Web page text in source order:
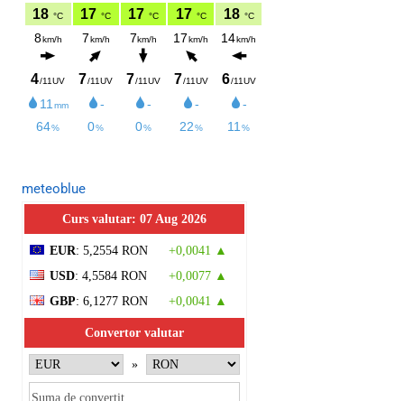
meteoblue
Curs valutar: 07 Aug 2026
EUR: 5,2554 RON
+0,0041 ▲
USD: 4,5584 RON
+0,0077 ▲
GBP: 6,1277 RON +0,0041 ▲
Convertor valutar
»